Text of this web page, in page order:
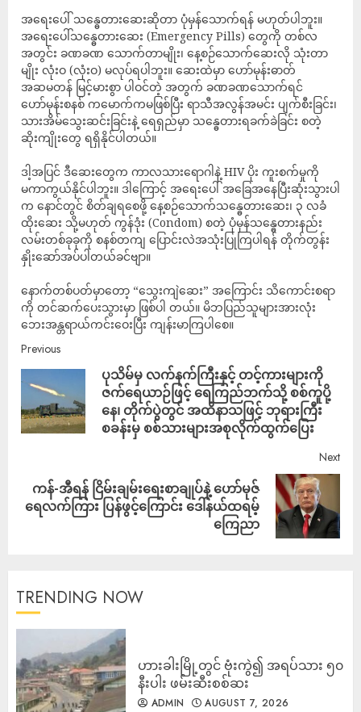
အရေးပေါ် သန္ဓေတားဆေးဆိုတာ ပုံမှန်သောက်ရန် မဟုတ်ပါဘူး။
အရေးပေါ်သန္ဓေတားဆေး (Emergency Pills) တွေကို တစ်လ
အတွင်း ခဏခဏ သောက်တာမျိုး၊ နေ့စဉ်သောက်ဆေးလို သုံးတာ
မျိုး လုံးဝ (လုံးဝ) မလုပ်ရပါဘူး။ ဆေးထဲမှာ ဟော်မုန်းဓာတ်
အဆမတန် မြင့်မားစွာ ပါဝင်တဲ့ အတွက် ခဏခဏသောက်ရင်
ဟော်မုန်းစနစ် ကမောက်ကမဖြစ်ပြီး ရာသီအလွန်အမင်း ပျက်စီးခြင်း၊
သားအိမ်သွေးဆင်းခြင်းနဲ့ ရေရှည်မှာ သန္ဓေတားရခက်ခဲခြင်း စတဲ့
ဆိုးကျိုးတွေ ရရှိနိုင်ပါတယ်။
ဒါ့အပြင် ဒီဆေးတွေက ကာလသားရောဂါနဲ့ HIV ပိုး ကူးစက်မှုကို
မကာကွယ်နိုင်ပါဘူး။ ဒါကြောင့် အရေးပေါ် အခြေအနေပြီးဆုံးသွားပါ
က နောင်တွင် စိတ်ချရစေဖို့ နေ့စဉ်သောက်သန္ဓေတားဆေး၊ ၃ လခံ
ထိုးဆေး သို့မဟုတ် ကွန်ဒုံး (Condom) စတဲ့ ပုံမှန်သန္ဓေတားနည်း
လမ်းတစ်ခုခုကို စနစ်တကျ ပြောင်းလဲအသုံးပြုကြပါရန် တိုက်တွန်း
နှိုးဆော်အပ်ပါတယ်ခင်ဗျာ။
နောက်တစ်ပတ်မှာတော့ “သွေးကျဲဆေး” အကြောင်း သိကောင်းစရာ
ကို တင်ဆက်ပေးသွားမှာ ဖြစ်ပါ တယ်။ မိဘပြည်သူများအားလုံး
ဘေးအန္တရာယ်ကင်းဝေးပြီး ကျန်းမာကြပါစေ။
Previous
ပုသိမ်မှ လက်နက်ကြီးနှင့် တင့်ကားများကို
ဇက်ရေယာဉ်ဖြင့် ရေကြည်ဘက်သို့ စစ်ကူပို့
နေ၊ တိုက်ပွဲတွင် အထိနာသဖြင့် ဘုရားကြီး
စခန်းမှ စစ်သားများအစုလိုက်ထွက်ပြေး
Next
ကန်-အီရန် ငြိမ်းချမ်းရေးစာချုပ်နဲ့ ဟော်မုဇ်
ရေလက်ကြား ပြန်ဖွင့်ကြောင်း ဒေါ်နယ်ထရမ့်
ကြေညာ
TRENDING NOW
ဟားခါးမြို့တွင် ဗုံးကွဲ၍ အရပ်သား ၅၀
နီးပါး ဖမ်းဆီးစစ်ဆး
ADMIN AUGUST 7, 2026